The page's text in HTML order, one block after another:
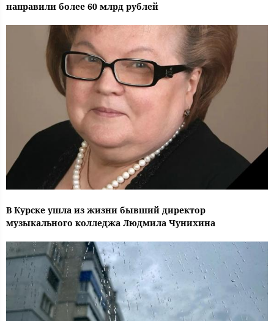
направили более 60 млрд рублей
В Курске ушла из жизни бывший директор
музыкального колледжа Людмила Чунихина